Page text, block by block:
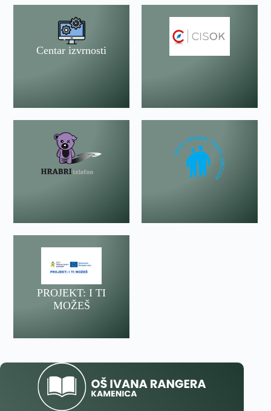
Centar izvrnosti
PROJEKT: I TI
MOŽEŠ